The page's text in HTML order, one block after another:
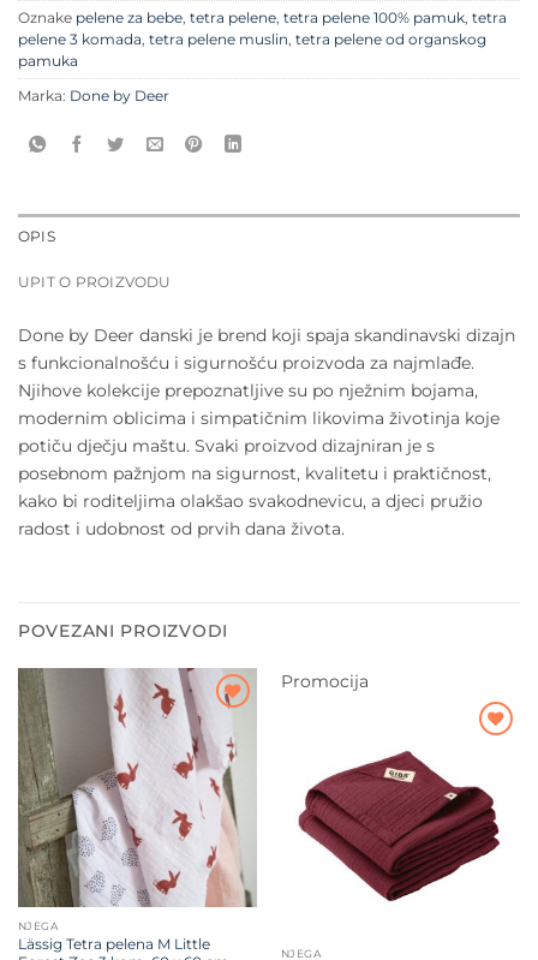
Oznake pelene za bebe, tetra pelene, tetra pelene 100% pamuk, tetra
pelene 3 komada, tetra pelene muslin, tetra pelene od organskog
pamuka
Marka: Done by Deer
OPIS
UPIT O PROIZVODU
Done by Deer danski je brend koji spaja skandinavski dizajn
s funkcionalnošću i sigurnošću proizvoda za najmlađe.
Njihove kolekcije prepoznatljive su po nježnim bojama,
modernim oblicima i simpatičnim likovima životinja koje
potiču dječju maštu. Svaki proizvod dizajniran je s
posebnom pažnjom na sigurnost, kvalitetu i praktičnost,
kako bi roditeljima olakšao svakodnevicu, a djeci pružio
radost i udobnost od prvih dana života.
POVEZANI PROIZVODI
Dodajte
na listu
želja
NJEGA
Lässig Tetra pelena M Little
Promocija
NJEGA